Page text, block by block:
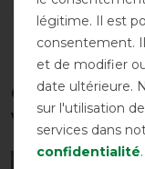
Ces
vous
légitime. Il est
consentement.
et de modifier
date ultérieure.
sur l'utilisation
services dans
confidentialité.